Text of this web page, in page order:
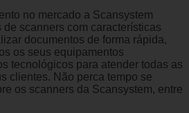
no mercado a Scansystem
scanners com características
documentos de forma rápida,
os seus equipamentos
tecnológicos para atender todas as
clientes. Não perca tempo se
os scanners da Scansystem, entre